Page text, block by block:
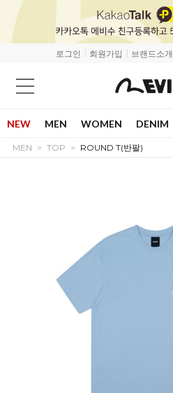
로그인 회원가입 브랜드소개
NEW MEN WOMEN DENIM
MEN TOP ROUND T(반팔)